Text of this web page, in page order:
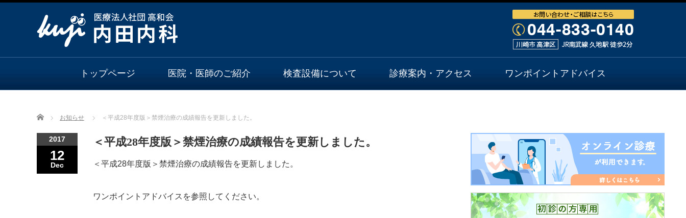
トップページ 医院・医師のご紹介 検査設備について 診療案内・アクセス ワンポイントアドバイス
Home お知らせ ＜平成28年度版＞禁煙治療の成績報告を更新しました。
2017
12
Dec
＜平成28年度版＞禁煙治療の成績報告を更新しました。
＜平成28年度版＞禁煙治療の成績報告を更新しました。
ワンポイントアドバイスを参照してください。